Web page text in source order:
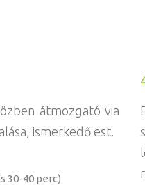
átmozgató via
ismerkedő est.
30-40 perc)